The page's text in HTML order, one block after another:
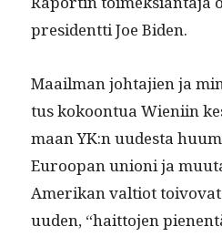
pres­i­dent­ti Joe Biden.
Maail­man johta­jien ja
tus kokoon­tua Wieni­in
maan YK:n uud­es­ta
Euroopan unioni ja
Amerikan val­tiot
uuden, “hait­to­jen